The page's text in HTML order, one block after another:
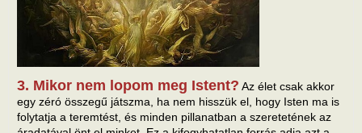
3. Mikor nem lopom meg Istent? Az élet csak akkor
egy zéró összegű játszma, ha nem hisszük el, hogy Isten ma is
folytatja a teremtést, és minden pillanatban a szeretetének az